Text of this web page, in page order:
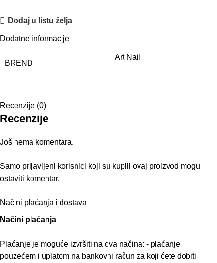
Dodaj u listu želja
Dodatne informacije
BREND
Art Nail
Recenzije (0)
Recenzije
Još nema komentara.
Samo prijavljeni korisnici koji su kupili ovaj proizvod mogu
ostaviti komentar.
Načini plaćanja i dostava
Načini plaćanja
Plaćanje je moguće izvršiti na dva načina: - plaćanje
pouzećem i uplatom na bankovni račun za koji ćete dobiti